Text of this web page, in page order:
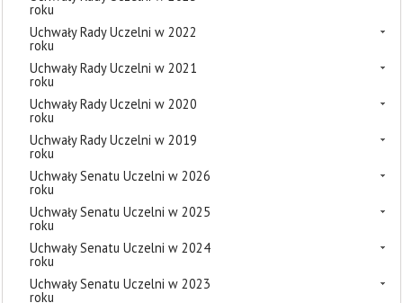
roku
Uchwały Rady Uczelni w 2022
roku
Uchwały Rady Uczelni w 2021
roku
Uchwały Rady Uczelni w 2020
roku
Uchwały Rady Uczelni w 2019
roku
Uchwały Senatu Uczelni w 2026
roku
Uchwały Senatu Uczelni w 2025
roku
Uchwały Senatu Uczelni w 2024
roku
Uchwały Senatu Uczelni w 2023
roku